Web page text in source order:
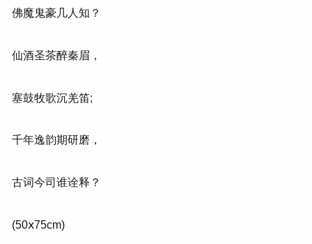
佛魔鬼豪几人知？
仙酒圣茶醉秦眉，
塞鼓牧歌沉羌笛;
千年逸韵期研磨，
古词今司谁诠释？
(50ⅹ75cm)